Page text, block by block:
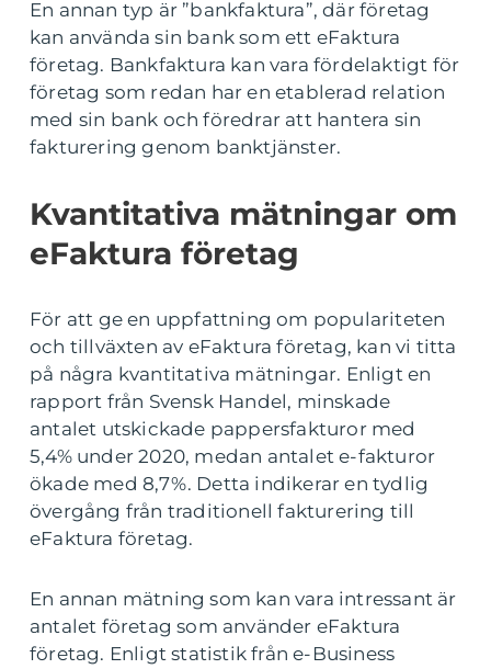
En annan typ är ”bankfaktura”, där företag
kan använda sin bank som ett eFaktura
företag. Bankfaktura kan vara fördelaktigt för
företag som redan har en etablerad relation
med sin bank och föredrar att hantera sin
fakturering genom banktjänster.
Kvantitativa mätningar om
eFaktura företag
För att ge en uppfattning om populariteten
och tillväxten av eFaktura företag, kan vi titta
på några kvantitativa mätningar. Enligt en
rapport från Svensk Handel, minskade
antalet utskickade pappersfakturor med
5,4% under 2020, medan antalet e-fakturor
ökade med 8,7%. Detta indikerar en tydlig
övergång från traditionell fakturering till
eFaktura företag.
En annan mätning som kan vara intressant är
antalet företag som använder eFaktura
företag. Enligt statistik från e-Business